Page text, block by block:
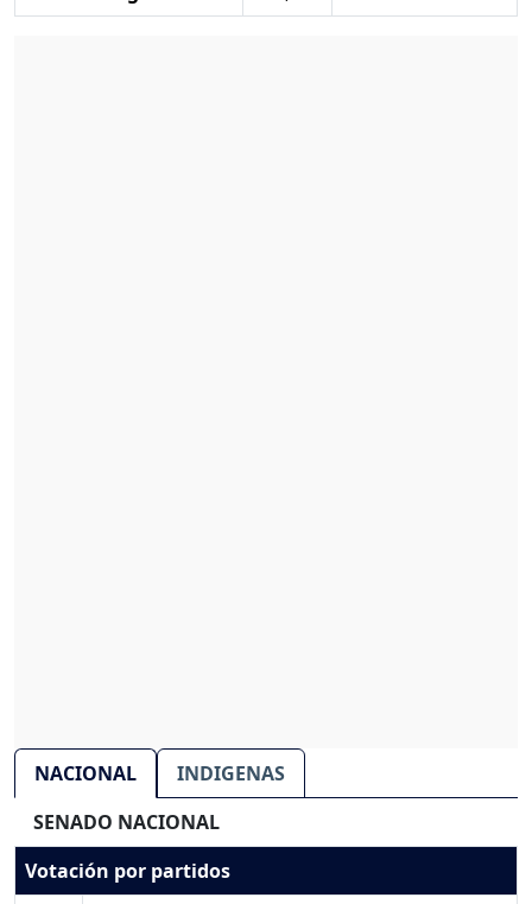
NACIONAL
INDIGENAS
SENADO NACIONAL
Votación por partidos